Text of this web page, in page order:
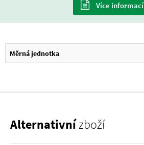
Více informací
Měrná jednotka
Alternativnízboží